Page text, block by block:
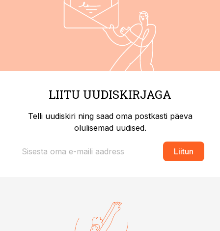
LIITU UUDISKIRJAGA
Telli uudiskiri ning saad oma postkasti päeva
olulisemad uudised.
Liitun